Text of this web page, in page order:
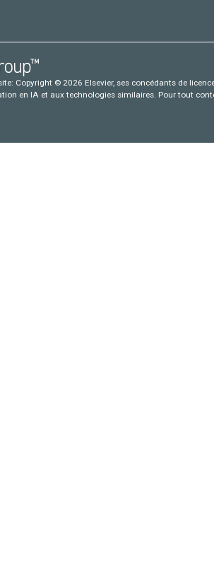
Copyright © 2026 Elsevier, ses concédants de
en IA et aux technologies similaires. Pour tout